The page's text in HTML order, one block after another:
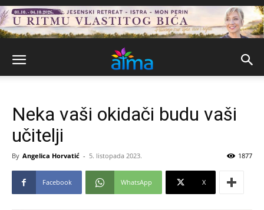
Neka vaši okidači budu vaši
učitelji
By Angelica Horvatić - 5. listopada 2023. 1877
Facebook WhatsApp X